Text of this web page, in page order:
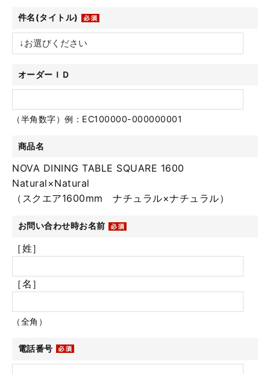
件名(タイトル)
オーダーＩＤ
（半角数字）例：EC100000-000000001
商品名
NOVA DINING TABLE SQUARE 1600
Natural×Natural
（スクエア1600mm ナチュラル×ナチュラル）
お問い合わせ時お名前
［姓］
［名］
（全角）
電話番号